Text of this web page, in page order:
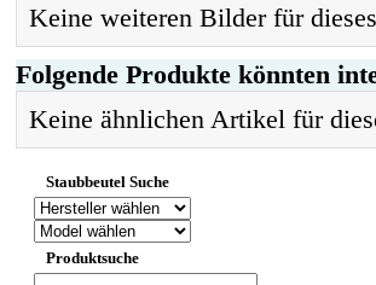
Keine weiteren Bilder für
Folgende Produkte könnten
Keine ähnlichen Artikel für
Staubbeutel Suche
Produktsuche